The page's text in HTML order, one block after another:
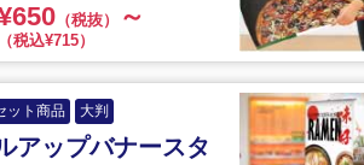
（税抜） ～
税込¥715）
ット商品 大判
アップバナースタ